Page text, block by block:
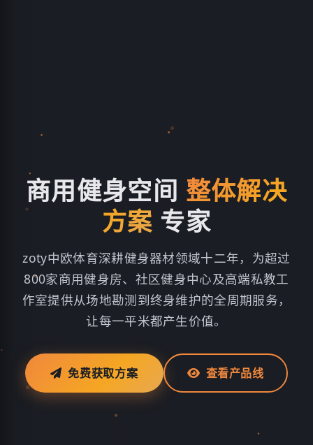
商用健身空间 整体解决
方案 专家
zoty中欧体育深耕健身器材领域十二年，为超过
800家商用健身房、社区健身中心及高端私教工
作室提供从场地勘测到终身维护的全周期服务，
让每一平米都产生价值。
免费获取方案 查看产品线